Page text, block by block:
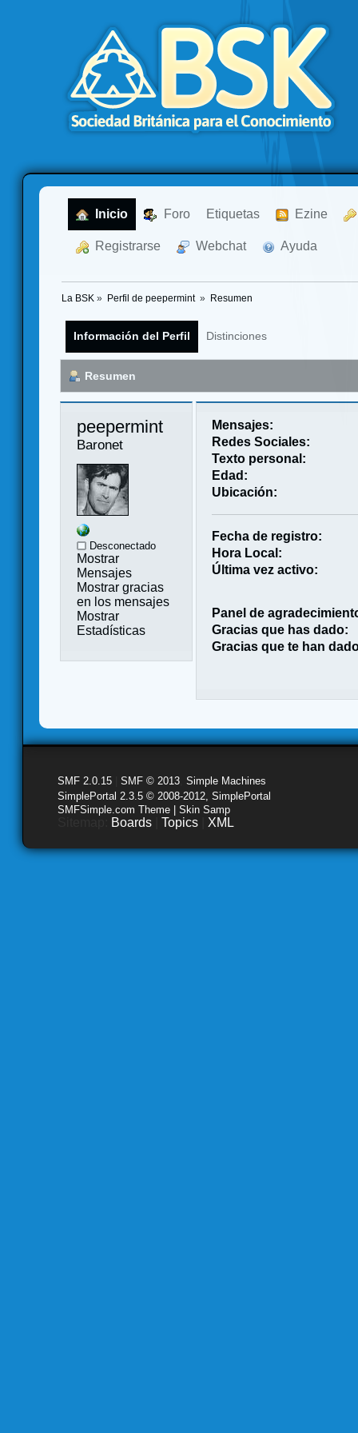
Inicio Foro Etiquetas Ezine
Registrarse Webchat Ayuda
La BSK » Perfil de peepermint » Resumen
Información del Perfil Distinciones
Resumen
peepermint
Baronet
Desconectado
Mostrar
Mensajes
Mostrar gracias
en los mensajes
Mostrar
Estadísticas
Mensajes:
Redes Sociales:
Texto personal:
Edad:
Ubicación:
Fecha de registro:
Hora Local:
Última vez activo:
Panel de
Gracias que has dado:
Gracias que te han
SMF 2.0.15 SMF © 2013 Simple Machines
SimplePortal 2.3.5 © 2008-2012, SimplePortal
SMFSimple.com Theme | Skin Samp
Boards Topics XML